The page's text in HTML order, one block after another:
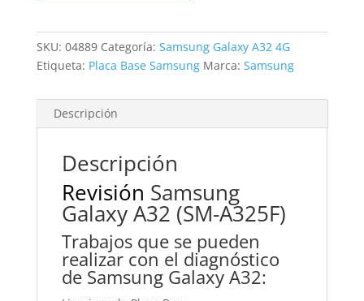
SKU: 04889 Categoría: Samsung Galaxy A32 4G
Etiqueta: Placa Base Samsung Marca: Samsung
Descripción
Descripción
Revisión Samsung
Galaxy A32 (SM-A325F)
Trabajos que se pueden
realizar con el diagnóstico
de Samsung Galaxy A32: